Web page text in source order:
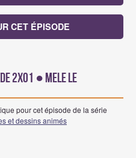
CET ÉPISODE
2x01 ● Mele le
pour cet épisode de la série
et dessins animés